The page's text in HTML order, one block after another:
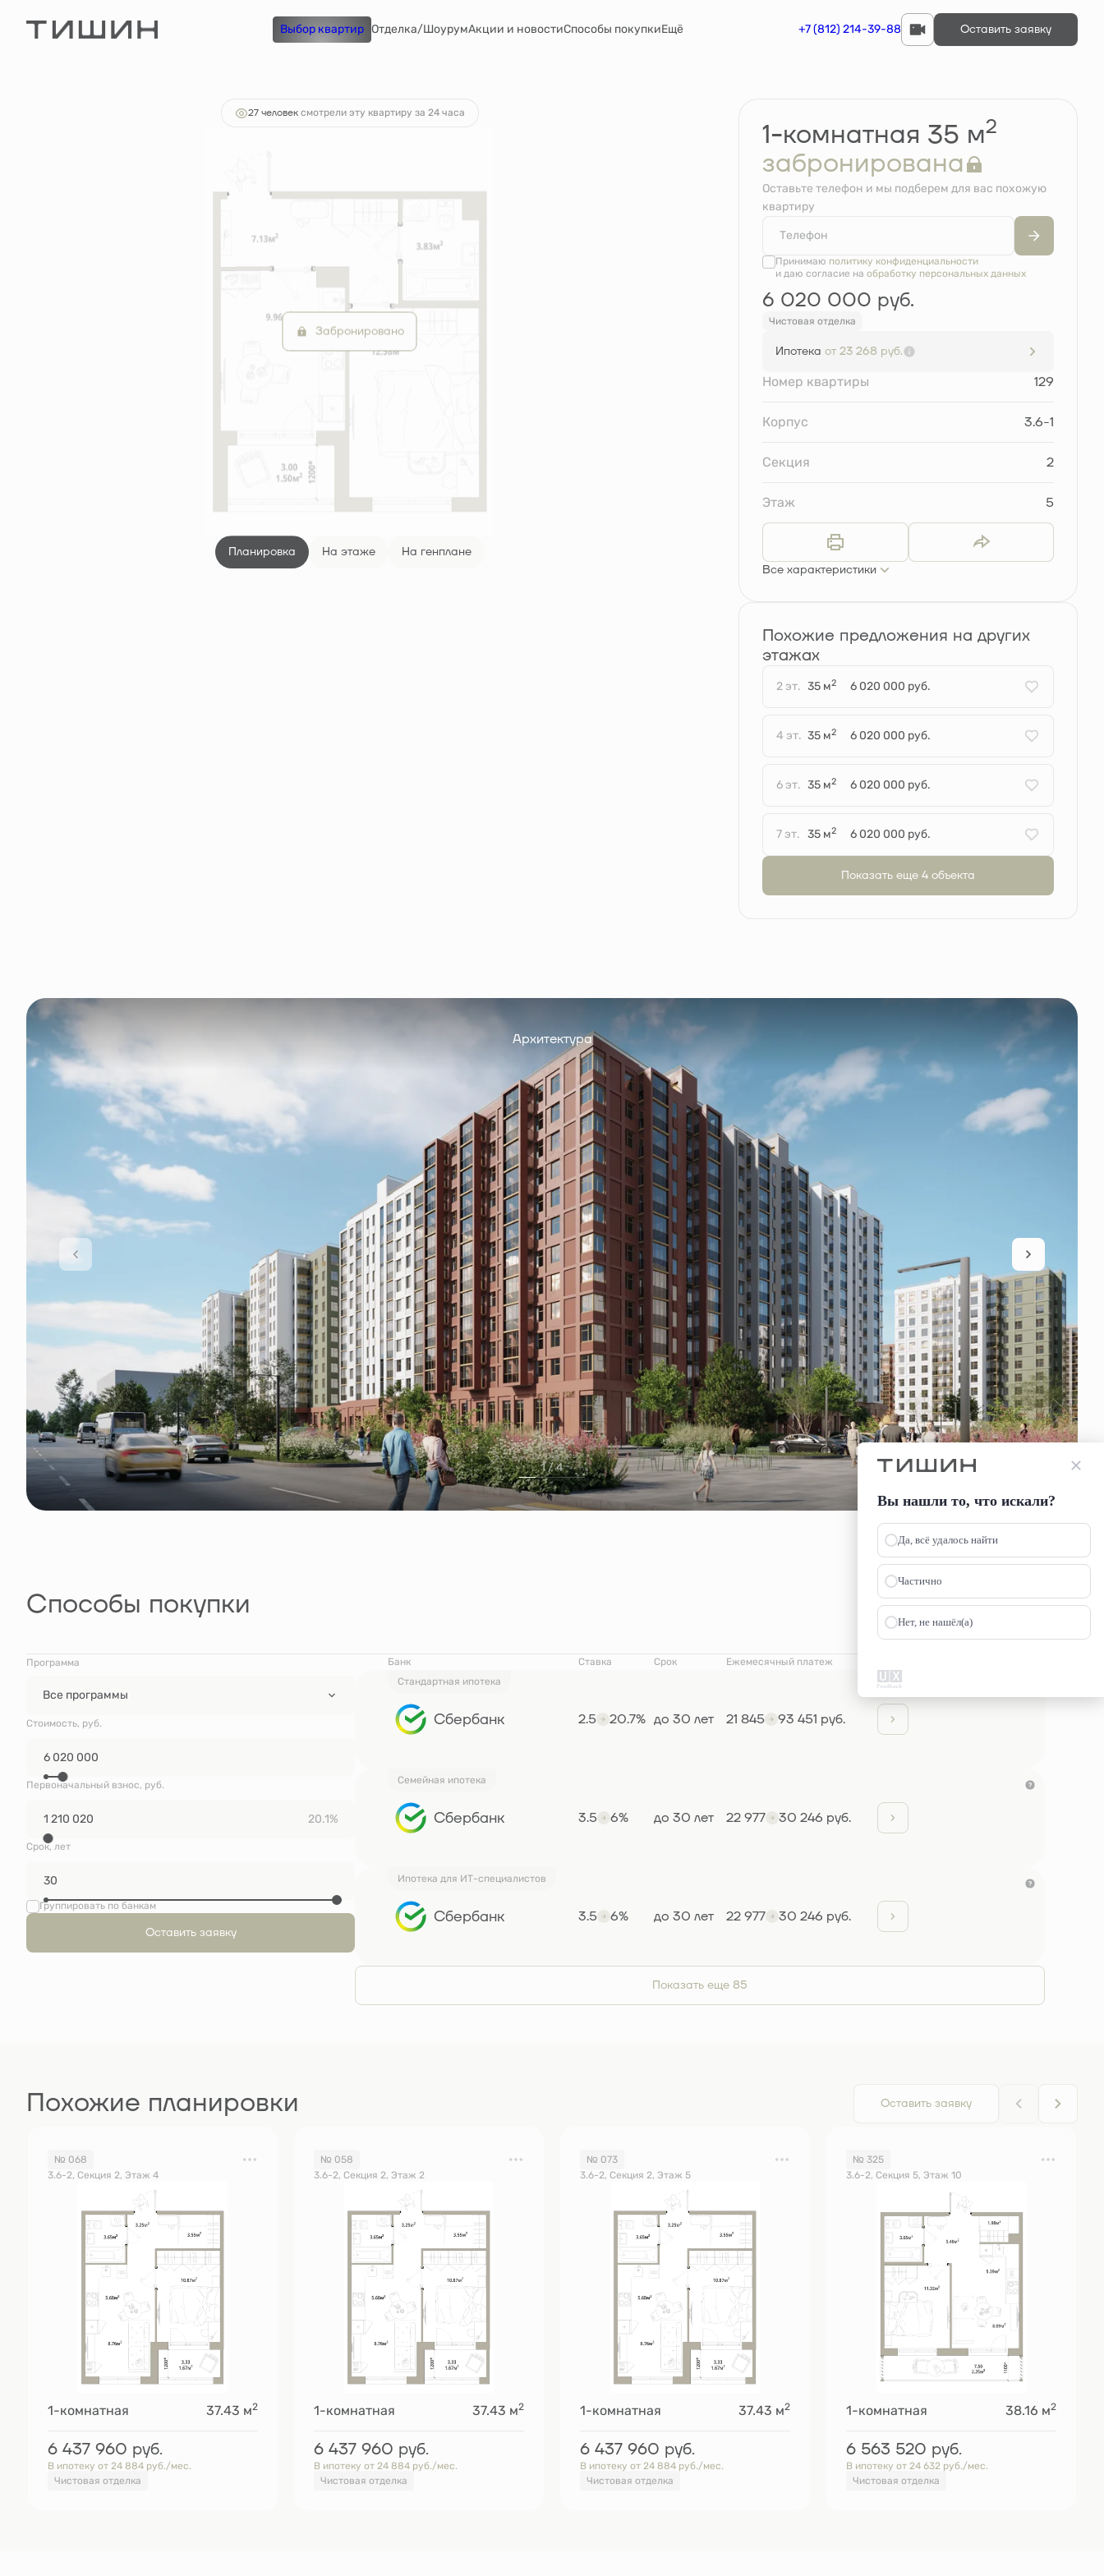
Выбор квартир Отделка/ШоурумАкции и новостиСпособы покупкиЕщё +7 (812) 214-39-88 Оставить заявку
1-комнатная 35 м 6 020 000 руб.Ипотекаот 23 268 руб. Квартира забронирована
27 человек смотрели эту квартиру за 24 часа
Забронировано
Планировка На этаже На генплане
1-комнатная 35 м2
забронирована
Оставьте телефон и мы подберем для вас похожую
квартиру
Принимаю политику конфиденциальности
и даю согласие на обработку персональных данных
6 020 000 руб.
Чистовая отделка
Ипотека от 23 268 руб.
Номер квартиры 129
Корпус 3.6-1
Секция 2
Этаж 5
Все характеристики
Похожие предложения на других
этажах
2 эт. 35 м2 6 020 000 руб.
4 эт. 35 м2 6 020 000 руб.
6 эт. 35 м2 6 020 000 руб.
7 эт. 35 м2 6 020 000 руб.
Показать еще 4 объектa
Архитектура
1 / 4
Способы покупки
Программа
Все программы
Стоимость, руб.
Первоначальный взнос, руб.
20.1%
Срок, лет
Группировать по банкам
Оставить заявку
Банк Ставка Срок
Ежемесячный платеж
Стандартная ипотека
Сбербанк 2.5 20.7% до 30 лет 21 845 93 451 руб.
Семейная ипотека
Сбербанк 3.5 6% до 30 лет 22 977 30 246 руб.
Ипотека для ИТ-специалистов
Сбербанк 3.5 6% до 30 лет 22 977 30 246 руб.
Показать еще 85
Похожие планировки Оставить заявку
№ 068
3.6-2, Секция 2, Этаж 4
1-комнатная 37.43 м2
6 437 960 руб.
В ипотеку от 24 884 руб./мес.
Чистовая отделка
№ 058
3.6-2, Секция 2, Этаж 2
1-комнатная 37.43 м2
6 437 960 руб.
В ипотеку от 24 884 руб./мес.
Чистовая отделка
№ 073
3.6-2, Секция 2, Этаж 5
1-комнатная 37.43 м2
6 437 960 руб.
В ипотеку от 24 884 руб./мес.
Чистовая отделка
№ 325
3.6-2, Секция 5, Этаж 10
1-комнатная 38.16 м2
6 563 520 руб.
В ипотеку от 24 632 руб./мес.
Чистовая отделка
Вы нашли то, что искали?
Да, всё удалось найти
Частично
Нет, не нашёл(а)